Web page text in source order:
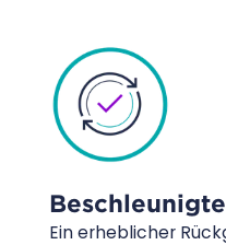
Ein erheblicher